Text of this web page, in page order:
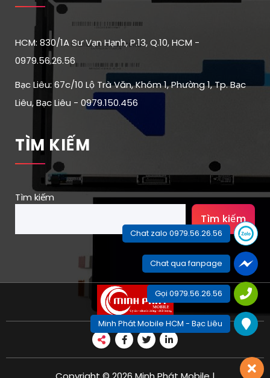
HCM: 830/1A Sư Vạn Hạnh, P.13, Q.10, HCM -
0979.56.26.56
Bạc Liêu: 67c/10 Lộ Trà Văn, Khóm 1, Phường 1, Tp. Bạc
Liêu, Bạc Liêu - 0979.150.456
TÌM KIẾM
Tìm kiếm
Tìm kiếm
Chat zalo 0979.56.26.56
Chat qua fanpage
Gọi 0979.56.26.56
Minh Phát Mobile HCM - Bạc Liêu